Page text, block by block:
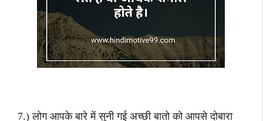
7.) लोग आपके बारे में सुनी गई अच्छी बातो को आपसे दोबारा